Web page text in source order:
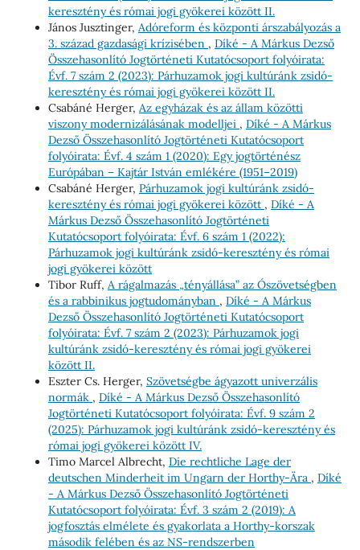
keresztény és római jogi gyökerei között II.
János Jusztinger, Adóreform és központi árszabályozás a
3. század gazdasági krízisében , Díké - A Márkus Dezső
Összehasonlító Jogtörténeti Kutatócsoport folyóirata:
Évf. 7 szám 2 (2023): Párhuzamok jogi kultúránk zsidó-
keresztény és római jogi gyökerei között II.
Csabáné Herger, Az egyházak és az állam közötti
viszony modernizálásának modelljei , Díké - A Márkus
Dezső Összehasonlító Jogtörténeti Kutatócsoport
folyóirata: Évf. 4 szám 1 (2020): Egy jogtörténész
Európában – Kajtár István emlékére (1951–2019)
Csabáné Herger, Párhuzamok jogi kultúránk zsidó-
keresztény és római jogi gyökerei között , Díké - A
Márkus Dezső Összehasonlító Jogtörténeti
Kutatócsoport folyóirata: Évf. 6 szám 1 (2022):
Párhuzamok jogi kultúránk zsidó-keresztény és római
jogi gyökerei között
Tibor Ruff, A rágalmazás „tényállása” az Ószövetségben
és a rabbinikus jogtudományban , Díké - A Márkus
Dezső Összehasonlító Jogtörténeti Kutatócsoport
folyóirata: Évf. 7 szám 2 (2023): Párhuzamok jogi
kultúránk zsidó-keresztény és római jogi gyökerei
között II.
Eszter Cs. Herger, Szövetségbe ágyazott univerzális
normák , Díké - A Márkus Dezső Összehasonlító
Jogtörténeti Kutatócsoport folyóirata: Évf. 9 szám 2
(2025): Párhuzamok jogi kultúránk zsidó-keresztény és
római jogi gyökerei között IV.
Timo Marcel Albrecht, Die rechtliche Lage der
deutschen Minderheit im Ungarn der Horthy-Ära , Díké
- A Márkus Dezső Összehasonlító Jogtörténeti
Kutatócsoport folyóirata: Évf. 3 szám 2 (2019): A
jogfosztás elmélete és gyakorlata a Horthy-korszak
második felében és az NS-rendszerben